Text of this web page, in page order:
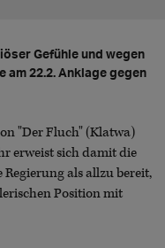
Gefühle und wegen
22.2. Anklage gegen
"Der Fluch" (Klatwa)
erweist sich damit die
als allzu bereit,
Position mit